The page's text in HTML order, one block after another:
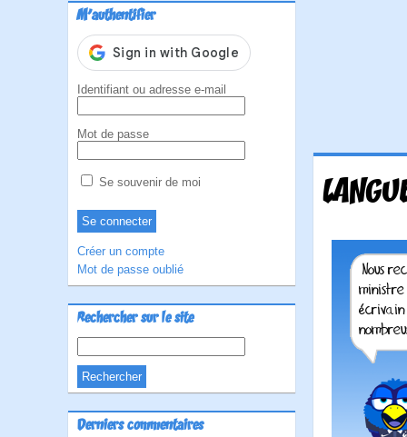
M'authentifier
Identifiant ou adresse e-mail
Mot de passe
Se souvenir de moi
Créer un compte
Mot de passe oublié
Rechercher sur le site
Derniers commentaires